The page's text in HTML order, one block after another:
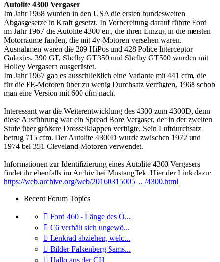
Autolite 4300 Vergaser
Im Jahr 1968 wurden in den USA die ersten bundesweiten
Abgasgesetze in Kraft gesetzt. In Vorbereitung darauf führte Ford
im Jahr 1967 die Autolite 4300 ein, die ihren Einzug in die meisten
Motorräume fanden, die mit 4v-Motoren versehen waren.
Ausnahmen waren die 289 HiPos und 428 Police Interceptor
Galaxies. 390 GT, Shelby GT350 und Shelby GT500 wurden mit
Holley Vergasern ausgerüstet.
Im Jahr 1967 gab es ausschließlich eine Variante mit 441 cfm, die
für die FE-Motoren über zu wenig Durchsatz verfügten, 1968 schob
man eine Version mit 600 cfm nach.
Interessant war die Weiterentwicklung des 4300 zum 4300D, denn
diese Ausführung war ein Spread Bore Vergaser, der in der zweiten
Stufe über größere Drosselklappen verfügte. Sein Luftdurchsatz
betrug 715 cfm. Der Autolite 4300D wurde zwischen 1972 und
1974 bei 351 Cleveland-Motoren verwendet.
Informationen zur Identifizierung eines Autolite 4300 Vergasers
findet ihr ebenfalls im Archiv bei MustangTek. Hier der Link dazu:
https://web.archive.org/web/20160315005 ... /4300.html
Recent Forum Topics
Gehe
zum
letzten
Beitrag
Ford 460 - Länge des Ö...
Gehe
zum
letzten
Beitrag
C6 verhält sich ungewö...
Gehe
zum
letzten
Lenkrad abziehen, welc...
Gehe
zum
Bilder Falkenberg Sams...
Gehe
Hallo aus der CH